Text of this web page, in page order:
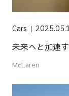
Cars
未来へと加速
McLaren